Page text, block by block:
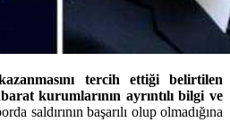
tercih ettiği belirtilen
kurumlarının ayrıntılı bilgi ve
saldırının başarılı olup olmadığına